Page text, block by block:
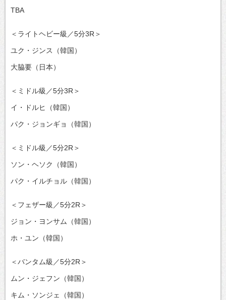
TBA
＜ライトヘビー級／5分3R＞
ユク・ジンス（韓国）
大脇要（日本）
＜ミドル級／5分3R＞
イ・ドルヒ（韓国）
パク・ジョンギョ（韓国）
＜ミドル級／5分2R＞
ソン・ヘソク（韓国）
パク・イルチョル（韓国）
＜フェザー級／5分2R＞
ジョン・ヨンサム（韓国）
ホ・ユン（韓国）
＜バンタム級／5分2R＞
ムン・ジェフン（韓国）
キム・ソンジェ（韓国）